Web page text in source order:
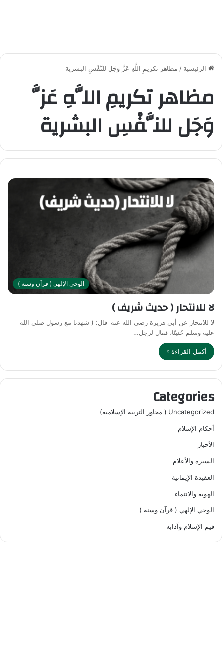
الرئيسية / مظاهر تكريمِ اللَّهِ عَزَّ وَجَل للنَّفْسِ البشرية
مظاهر تكريمِ اللَّهِ عَزَّ
وَجَل للنَّفْسِ البشرية
الوحي الإلهي ( قرآن وسنة )
لا للانتحار ( حديث شريف )
لا للانتحار عن أبي هريرة رضي الله عنه قال: ( شهدنا مع رسول صلى الله
عليه وسلم حُنينًا، فقال لرجل…
أكمل القراءة »
Categories
Uncategorized ( محاور التربية الإسلامية)
أحكام الإسلام
الأخبار
السيرة والأعلام
العقيدة الإيمانية
الهوية والانتماء
الوحي الإلهي ( قرآن وسنة )
قيم الإسلام وآدابه